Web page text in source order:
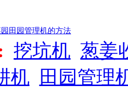
田园管理机的方法
挖坑机 葱姜
机
田园管理